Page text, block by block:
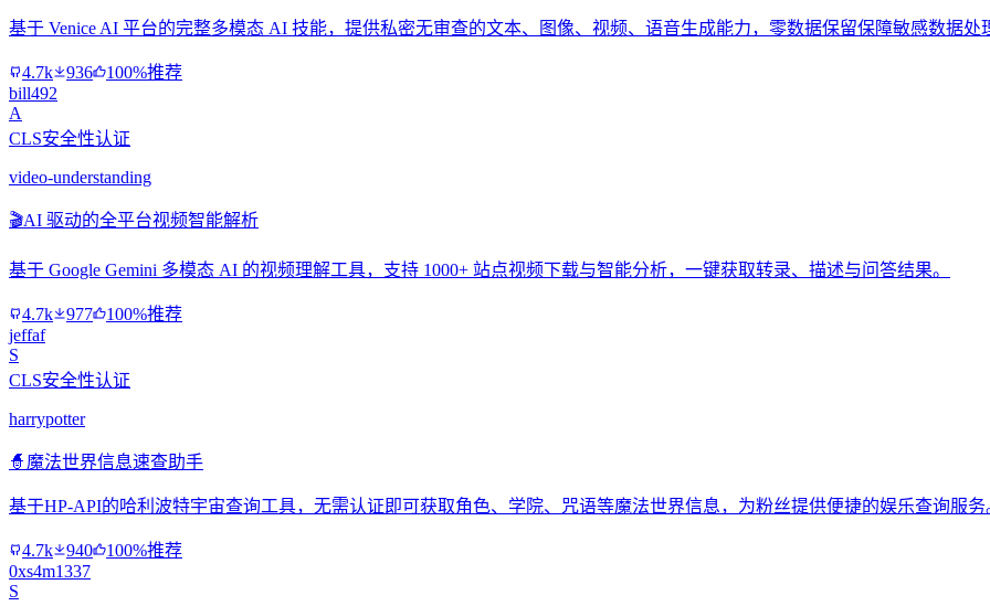
基于 Venice AI 平台的完整多模态 AI 技能，提供私密无审查的文本、图像、视频、语音生成能力，零数据保留保障敏感数据处
4.7k 936
100%推荐
bill492
A
CLS安全性认证
video-understanding
🎬AI 驱动的全平台视频智能解析
基于 Google Gemini 多模态 AI 的视频理解工具，支持 1000+ 站点视频下载与智能分析，一键获取转录、描述与问答结果。
4.7k 977
100%推荐
jeffaf
S
CLS安全性认证
harrypotter
🧙 魔法世界信息速查助手
基于HP-API的哈利波特宇宙查询工具，无需认证即可获取角色、学院、咒语等魔法世界信息，为粉丝提供便捷的娱乐查询服务
4.7k 940
100%推荐
0xs4m1337
S